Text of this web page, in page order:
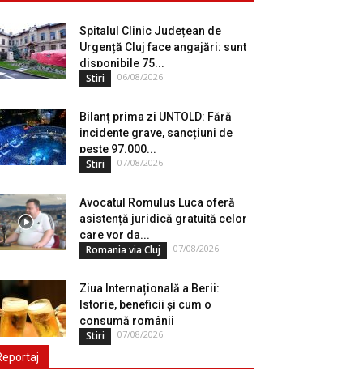
Spitalul Clinic Județean de
Urgență Cluj face angajări: sunt
disponibile 75...
Stiri 06/08/2026
Bilanț prima zi UNTOLD: Fără
incidente grave, sancțiuni de
peste 97.000...
Stiri 07/08/2026
Avocatul Romulus Luca oferă
asistență juridică gratuită celor
care vor da...
Romania via Cluj 07/08/2026
Ziua Internațională a Berii:
Istorie, beneficii și cum o
consumă românii
Stiri 07/08/2026